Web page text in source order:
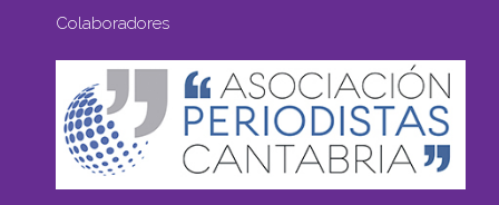
Colaboradores